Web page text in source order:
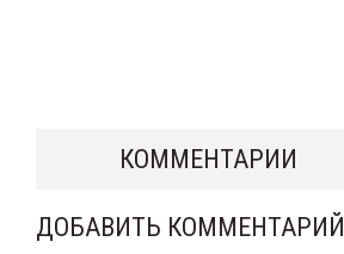
КОММЕНТАРИИ
ДОБАВИТЬ КОММЕНТАРИЙ